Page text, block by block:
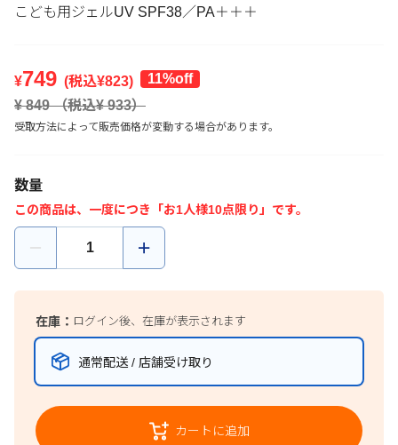
こども用ジェルUV SPF38／PA＋＋＋
¥749 (税込¥823)
11%off
¥ 849（税込¥933）
受取方法によって販売価格が変動する場合があります。
数量
この商品は、一度につき「お1人様10点限り」です。
在庫： ログイン後、在庫が表示されます
通常配送 / 店舗受け取り
カートに追加